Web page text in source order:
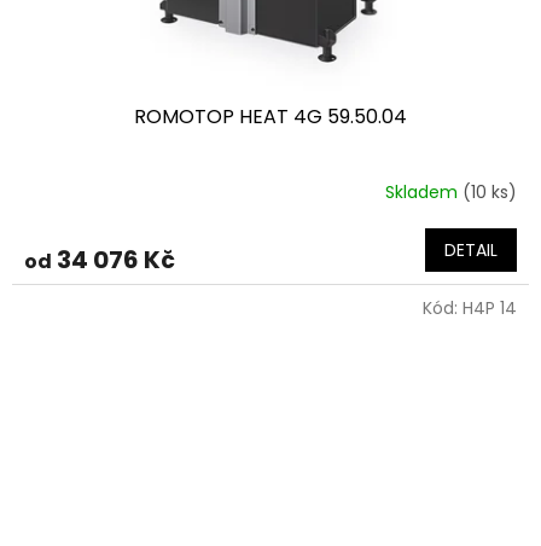
ROMOTOP HEAT 4G 59.50.04
Skladem (10 ks)
od 34 076 Kč DETAIL
Kód: H4P 14